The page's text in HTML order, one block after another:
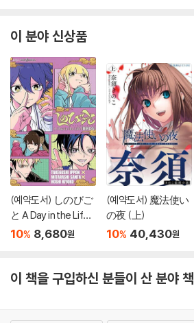
이 분야 신상품
(예약도서) しのびご
と A Day in the Life
BIRDS
10% 8,680원
(예약도서) 魔法使い
の夜 (上)
10% 40,430원
이 책을 구입하신 분들이 산 분야 책